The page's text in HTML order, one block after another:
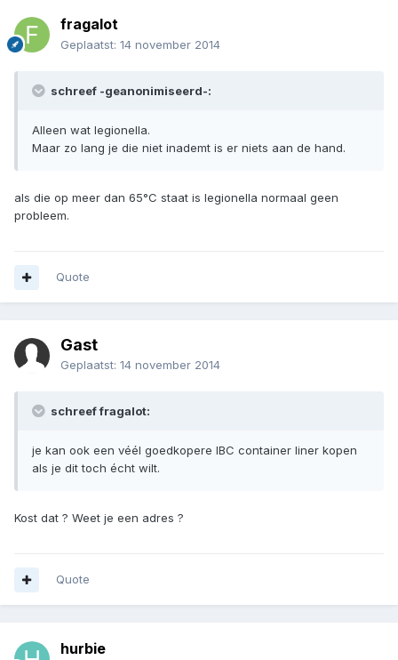
fragalot
Geplaatst: 14 november 2014
schreef -geanonimiseerd-:
Alleen wat legionella.
Maar zo lang je die niet inademt is er niets aan de hand.
als die op meer dan 65°C staat is legionella normaal geen
probleem.
Quote
Gast
Geplaatst: 14 november 2014
schreef fragalot:
je kan ook een véél goedkopere IBC container liner kopen
als je dit toch écht wilt.
Kost dat ? Weet je een adres ?
Quote
hurbie